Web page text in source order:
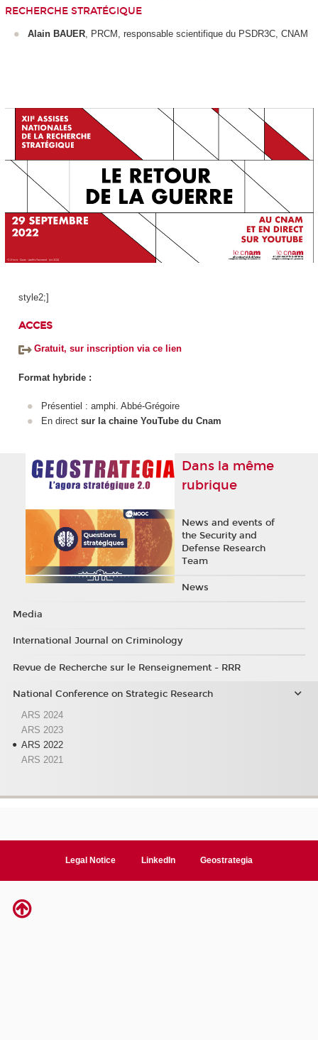
RECHERCHE STRATÉGIQUE
Alain BAUER , PRCM, responsable scientifique du PSDR3C, CNAM
style2;]
ACCES
Gratuit, sur inscription via ce lien
Format hybride :
Présentiel : amphi. Abbé-Grégoire
En direct sur la chaine YouTube du Cnam
Dans la même
rubrique
News and events of
the Security and
Defense Research
Team
News
Media
International Journal on Criminology
Revue de Recherche sur le Renseignement - RRR
National Conference on Strategic Research
ARS 2024
ARS 2023
ARS 2022
ARS 2021
Legal Notice LinkedIn Geostrategia